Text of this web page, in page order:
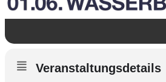
Veranstaltungsdetails